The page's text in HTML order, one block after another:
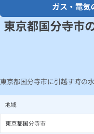
ガス・電気
東京都国分寺市
東京都国分寺市に引越す時の
地域
東京都国分寺市